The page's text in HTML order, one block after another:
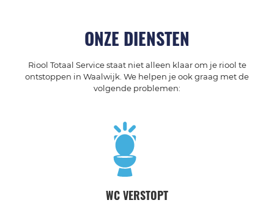
ONZE DIENSTEN
Riool Totaal Service staat niet alleen klaar om je riool te
ontstoppen in Waalwijk. We helpen je ook graag met de
volgende problemen:
WC VERSTOPT